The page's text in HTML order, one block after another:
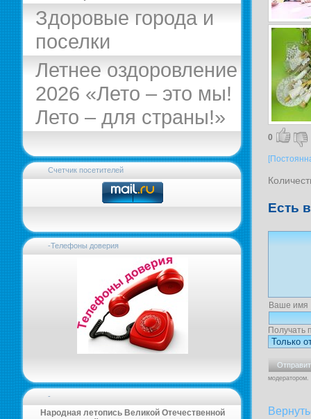
Здоровые города и
поселки
Летнее оздоровление
2026 «Лето – это мы!
Лето – для страны!»
Счетчик посетителей
-Телефоны доверия
-
Народная летопись Великой Отечественной
0
Есть
Ваше имя
Получать
модератором.